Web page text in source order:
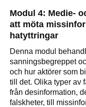
Modul 4: Medie-
att möta
hatyttringar
Denna modul
sanningsbegreppet
och hur aktörer som
till det. Olika typer av
från desinformation,
falskheter, till